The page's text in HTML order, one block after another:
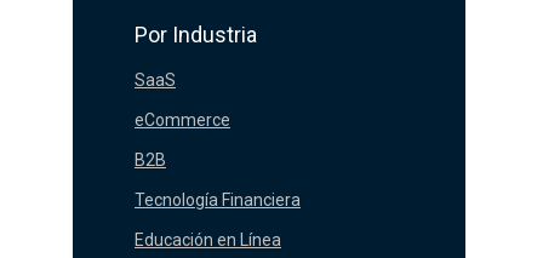
SaaS
Educación en Línea
Tecnología Financiera
B2B
eCommerce
Por Industria